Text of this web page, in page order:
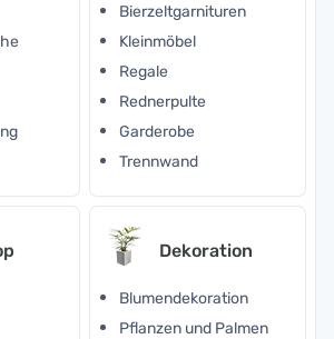
Bierzeltgarnituren
Kleinmöbel
Regale
Rednerpulte
Garderobe
Trennwand
Dekoration
Blumendekoration
Pflanzen und Palmen